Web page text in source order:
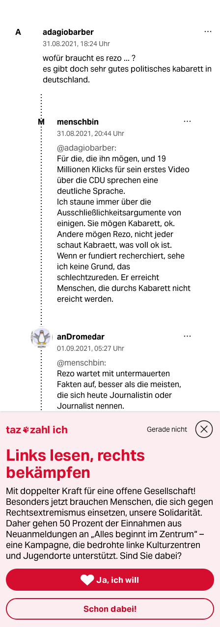
A adagiobarber
31.08.2021, 18:24 Uhr
wofür braucht es rezo ... ?
es gibt doch sehr gutes politisches kabarett in
deutschland.
M menschbin
31.08.2021, 20:44 Uhr
@adagiobarber:
Für die, die ihn mögen, und 19
Millionen Klicks für sein erstes Video
über die CDU sprechen eine
deutliche Sprache.
Ich staune immer über die
Ausschließlichkeitsargumente von
einigen. Sie mögen Kabarett, ok.
Andere mögen Rezo, nicht jeder
schaut Kabraett, was voll ok ist.
Wenn er fundiert recherchiert, sehe
ich keine Grund, das
schlechtzureden. Er erreicht
Menschen, die durchs Kabarett nicht
ereicht werden.
anDromedar
01.09.2021, 05:27 Uhr
@menschbin:
Rezo wartet mit untermauerten
Fakten auf, besser als die meisten,
die sich heute Journalistin oder
Journalist nennen.
Dagegen kämpfen Kabarett und
gegen die Realität, die sie einholt →
Realsatire (Achtung: Form der
Berichterstattung, keine Kunstform).
anDromedar
01.09.2021,20:38 Uhr
@anDromedar:
In meinem Beitrag war eigentlich
@adagiobarber gemeint, nicht
@menschbin.
Noch mal, nicht die Kunst ist das
Problem, die Realität ist es.
taz zahl ich Gerade nicht
Links lesen, rechts
bekämpfen
Mit doppelter Kraft für eine offene Gesellschaft!
Besonders jetzt brauchen Menschen, die sich gegen
Rechtsextremismus einsetzen, unsere Solidarität.
Daher gehen 50 Prozent der Einnahmen aus
Neuanmeldungen an „Alles beginnt im Zentrum“ –
eine Kampagne, die bedrohte linke Kulturzentren
und Jugendorte unterstützt. Sind Sie dabei?
 Ja, ich will
Schon dabei!